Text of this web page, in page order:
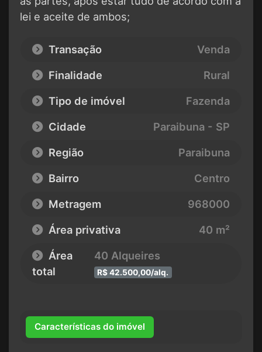
lei e aceite de ambos;
Transação
Venda
Finalidade
Rural
Tipo de imóvel
Fazenda
Cidade
Paraibuna - SP
Região
Paraibuna
Bairro
Centro
Metragem
968000
Área privativa
40 m²
Área
total
40 Alqueires
R$ 42.500,00/alq.
Características do imóvel